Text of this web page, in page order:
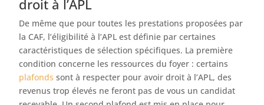
droit à l’APL
De même que pour toutes les prestations proposées par
la CAF, l’éligibilité à l’APL est définie par certaines
caractéristiques de sélection spécifiques. La première
condition concerne les ressources du foyer : certains
plafonds sont à respecter pour avoir droit à l’APL, des
revenus trop élevés ne feront pas de vous un candidat